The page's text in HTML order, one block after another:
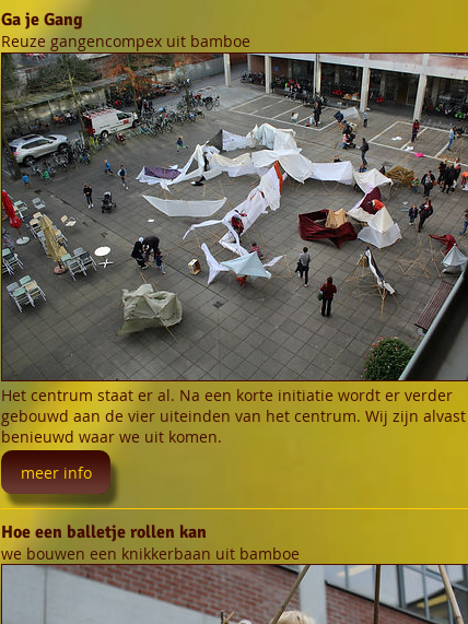
Ga je Gang
Reuze gangencompex uit bamboe
Het centrum staat er al. Na een korte initiatie wordt er verder
gebouwd aan de vier uiteinden van het centrum. Wij zijn alvast
benieuwd waar we uit komen.
meer info
Hoe een balletje rollen kan
we bouwen een knikkerbaan uit bamboe